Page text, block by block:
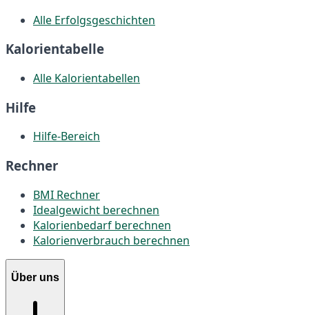
Alle Erfolgsgeschichten
Kalorientabelle
Alle Kalorientabellen
Hilfe
Hilfe-Bereich
Rechner
BMI Rechner
Idealgewicht berechnen
Kalorienbedarf berechnen
Kalorienverbrauch berechnen
Über uns